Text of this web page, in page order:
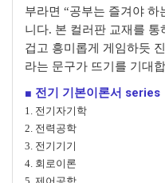
부라면 “공부는 즐겨야 하
니다. 본 컬러판 교재를
겁고 흥미롭게 게임하듯
라는 문구가 뜨기를 기대
■ 전기 기본이론서 series
1. 전기자기학
2. 전력공학
3. 전기기기
4. 회로이론